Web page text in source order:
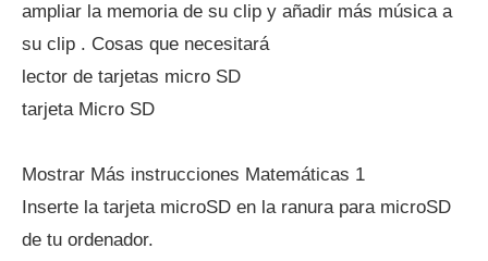
ampliar la memoria de su clip y añadir más música a
su clip . Cosas que necesitará
lector de tarjetas micro SD
tarjeta Micro SD
Mostrar Más instrucciones Matemáticas 1
Inserte la tarjeta microSD en la ranura para microSD
de tu ordenador.